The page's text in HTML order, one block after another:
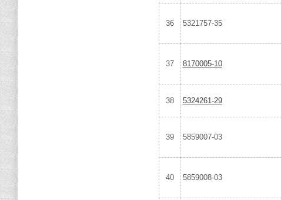
36 5321757-35
37 8170005-10
38 5324261-29
39 5859007-03
40 5859008-03